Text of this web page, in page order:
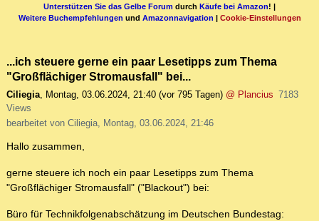
Unterstützen Sie das Gelbe Forum durch Käufe bei Amazon! |
Weitere Buchempfehlungen und Amazonnavigation | Cookie-Einstellungen
...ich steuere gerne ein paar Lesetipps zum Thema
"Großflächiger Stromausfall" bei...
Ciliegia, Montag, 03.06.2024, 21:40 (vor 795 Tagen) @ Plancius 7183
Views
bearbeitet von Ciliegia, Montag, 03.06.2024, 21:46
Hallo zusammen,
gerne steuere ich noch ein paar Lesetipps zum Thema
"Großflächiger Stromausfall" ("Blackout") bei:
Büro für Technikfolgenabschätzung im Deutschen Bundestag: